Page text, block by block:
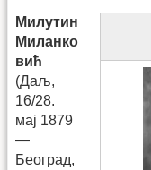
Милутин
Миланко
вић
(Даљ,
16/28.
мај 1879
—
Београд,